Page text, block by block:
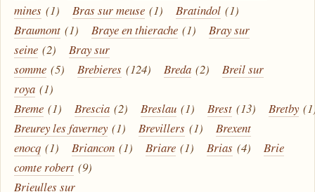
mines (1) Bras sur meuse (1) Bratindol (1)
Braumont (1) Braye en thierache (1)
Bray sur
seine (2)
Bray sur
somme (5) Brebieres (124) Breda (2)
Breil sur
roya (1)
Breme (1) Brescia (2) Breslau (1) Brest (13) Bretby
Breurey les faverney (1) Brevillers (1)
Brexent
enocq (1) Briancon (1) Briare (1) Brias (4)
Brie
comte robert (9)
Brieulles sur